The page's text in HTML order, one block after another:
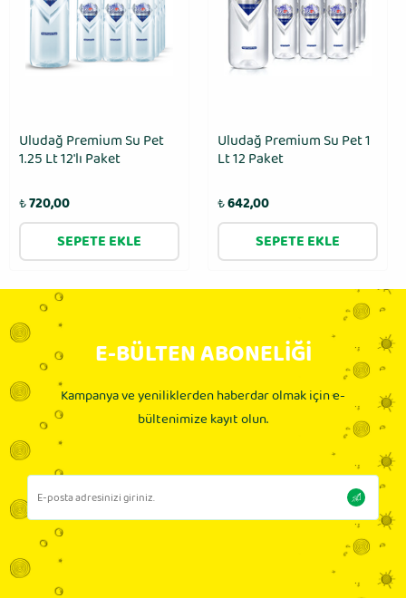
Uludağ Premium Su Pet
1.25 Lt 12′lı Paket
₺720,00
SEPETE EKLE
Uludağ Premium Su Pet 1
Lt 12 Paket
₺642,00
SEPETE EKLE
E-BÜLTEN ABONELİĞİ
Kampanya ve yeniliklerden haberdar olmak için e-
bültenimize kayıt olun.